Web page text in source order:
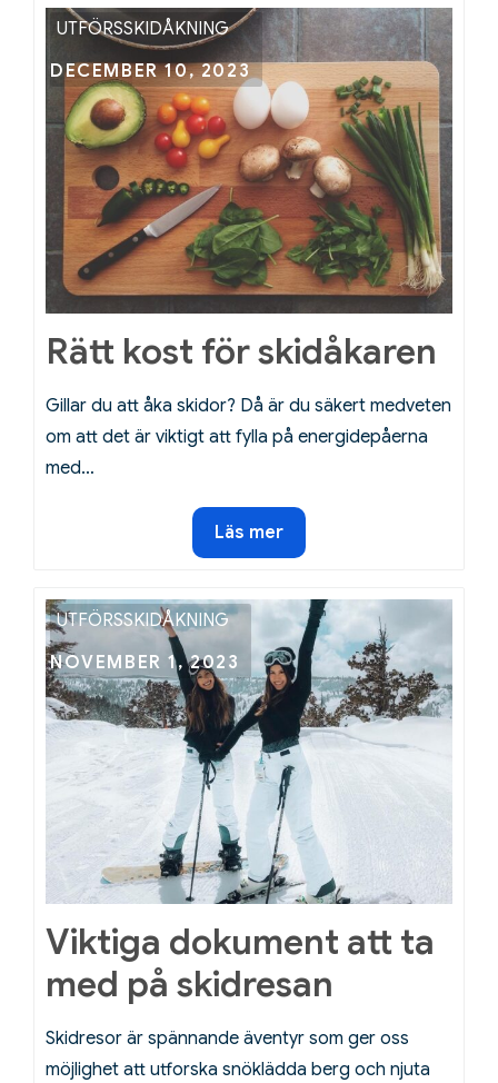
UTFÖRSSKIDÅKNING
Posted
DECEMBER 10, 2023
Rätt kost för skidåkaren
Gillar du att åka skidor? Då är du säkert medveten
om att det är viktigt att fylla på energidepåerna
med…
Rätt
kost
skidåkaren
Läs mer
UTFÖRSSKIDÅKNING
Posted
on
NOVEMBER 1, 2023
Viktiga dokument att ta
med på skidresan
Skidresor är spännande äventyr som ger oss
möjlighet att utforska snöklädda berg och njuta